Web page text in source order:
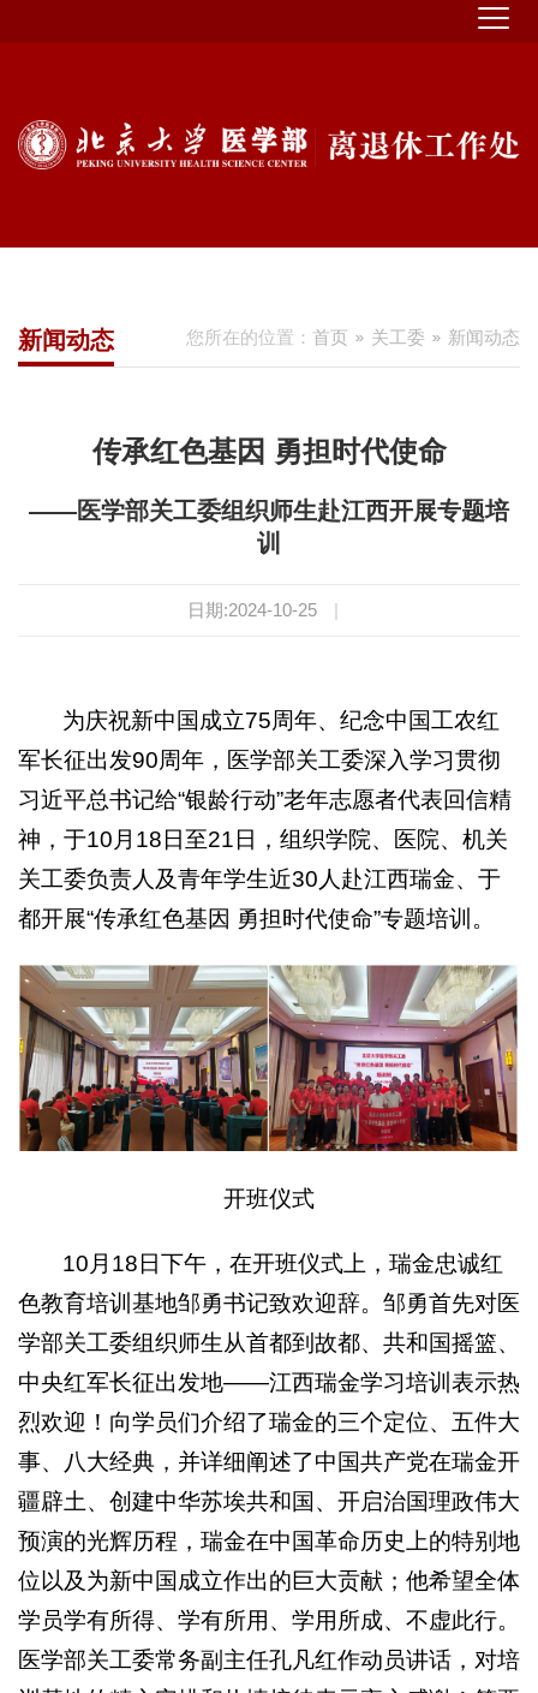
您所在的位置： 首页 关工委 新闻动态
新闻动态
传承红色基因 勇担时代使命
——医学部关工委组织师生赴江西开展专题培
训
日期:2024-10-25 |
为庆祝新中国成立75周年、纪念中国工农红
军长征出发90周年，医学部关工委深入学习贯彻
习近平总书记给“银龄行动”老年志愿者代表回信精
神，于10月18日至21日，组织学院、医院、机关
关工委负责人及青年学生近30人赴江西瑞金、于
都开展“传承红色基因 勇担时代使命”专题培训。
开班仪式
10月18日下午，在开班仪式上，瑞金忠诚红
色教育培训基地邹勇书记致欢迎辞。邹勇首先对医
学部关工委组织师生从首都到故都、共和国摇篮、
中央红军长征出发地——江西瑞金学习培训表示热
烈欢迎！向学员们介绍了瑞金的三个定位、五件大
事、八大经典，并详细阐述了中国共产党在瑞金开
疆辟土、创建中华苏埃共和国、开启治国理政伟大
预演的光辉历程，瑞金在中国革命历史上的特别地
位以及为新中国成立作出的巨大贡献；他希望全体
学员学有所得、学有所用、学用所成、不虚此行。
医学部关工委常务副主任孔凡红作动员讲话，对培